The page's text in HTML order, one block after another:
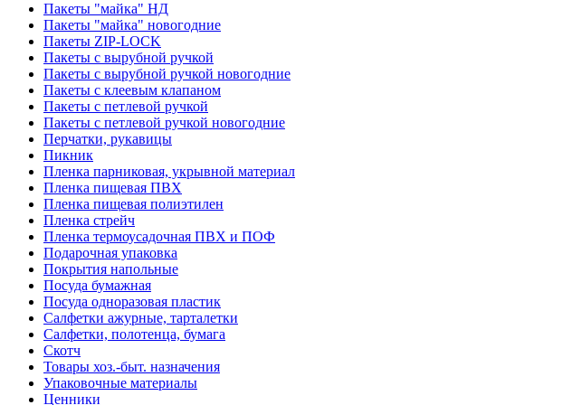
Пакеты "майка" НД
Пакеты "майка" новогодние
Пакеты ZIP-LOCK
Пакеты с вырубной ручкой
Пакеты с вырубной ручкой новогодние
Пакеты с клеевым клапаном
Пакеты с петлевой ручкой
Пакеты с петлевой ручкой новогодние
Перчатки, рукавицы
Пикник
Пленка парниковая, укрывной материал
Пленка пищевая ПВХ
Пленка пищевая полиэтилен
Пленка стрейч
Пленка термоусадочная ПВХ и ПОФ
Подарочная упаковка
Покрытия напольные
Посуда бумажная
Посуда одноразовая пластик
Салфетки ажурные, тарталетки
Салфетки, полотенца, бумага
Скотч
Товары хоз.-быт. назначения
Упаковочные материалы
Ценники